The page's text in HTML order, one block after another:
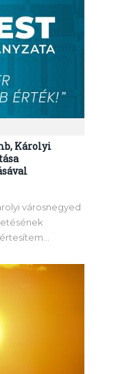
Károlyi
városnegyed